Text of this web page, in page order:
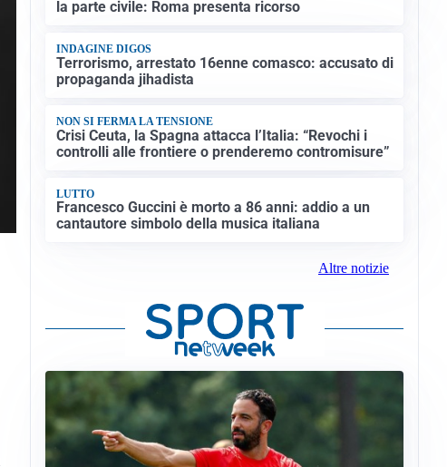
la parte civile: Roma presenta ricorso
INDAGINE DIGOS
Terrorismo, arrestato 16enne comasco: accusato di
propaganda jihadista
NON SI FERMA LA TENSIONE
Crisi Ceuta, la Spagna attacca l’Italia: “Revochi i
controlli alle frontiere o prenderemo contromisure”
LUTTO
Francesco Guccini è morto a 86 anni: addio a un
cantautore simbolo della musica italiana
Altre notizie